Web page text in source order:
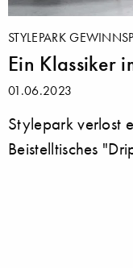
STYLEPARK
Ein Klassiker
01.06.2023
Stylepark verlost
Beistelltisches